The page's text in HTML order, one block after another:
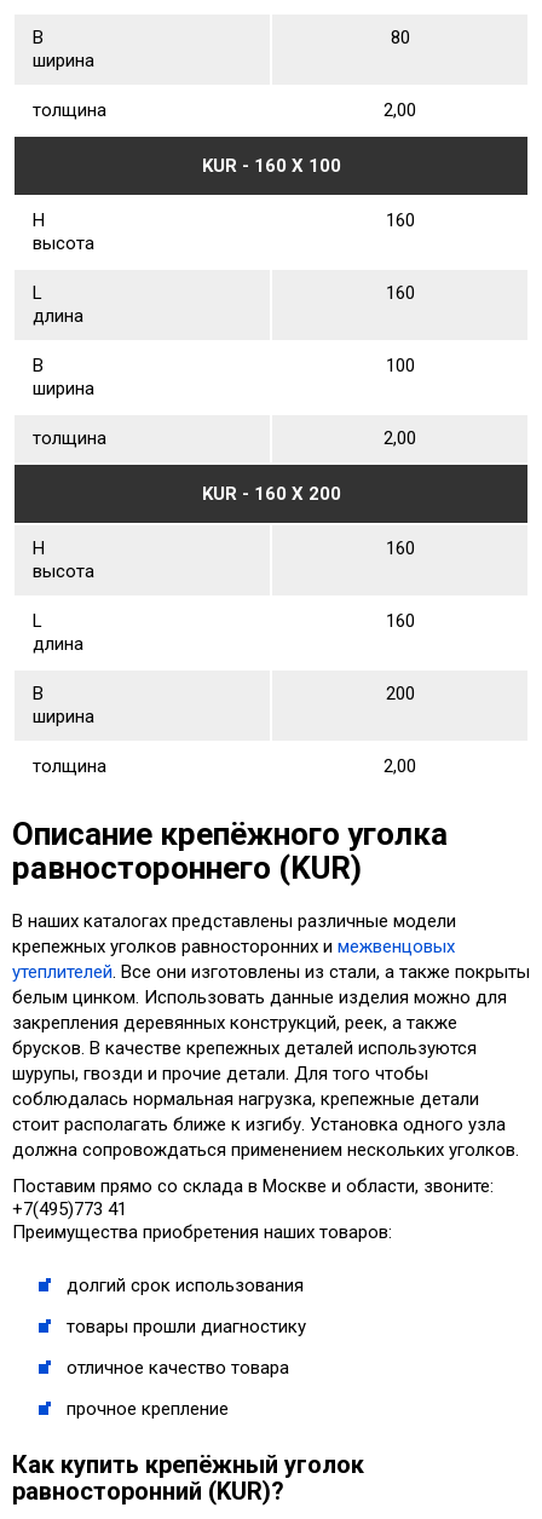
В
ширина
80
толщина 2,00
KUR - 160 Х 100
Н
высота
160
L
длина
160
В
ширина
100
толщина 2,00
KUR - 160 Х 200
Н
высота
160
L
длина
160
В
ширина
200
толщина 2,00
Описание крепёжного уголка
равностороннего (KUR)
В наших каталогах представлены различные модели
крепежных уголков равносторонних и межвенцовых
утеплителей. Все они изготовлены из стали, а также покрыты
белым цинком. Использовать данные изделия можно для
закрепления деревянных конструкций, реек, а также
брусков. В качестве крепежных деталей используются
шурупы, гвозди и прочие детали. Для того чтобы
соблюдалась нормальная нагрузка, крепежные детали
стоит располагать ближе к изгибу. Установка одного узла
должна сопровождаться применением нескольких уголков.
Поставим прямо со склада в Москве и области, звоните:
+7(495)773 41
Преимущества приобретения наших товаров:
долгий срок использования
товары прошли диагностику
отличное качество товара
прочное крепление
Как купить крепёжный уголок
равносторонний (KUR)?